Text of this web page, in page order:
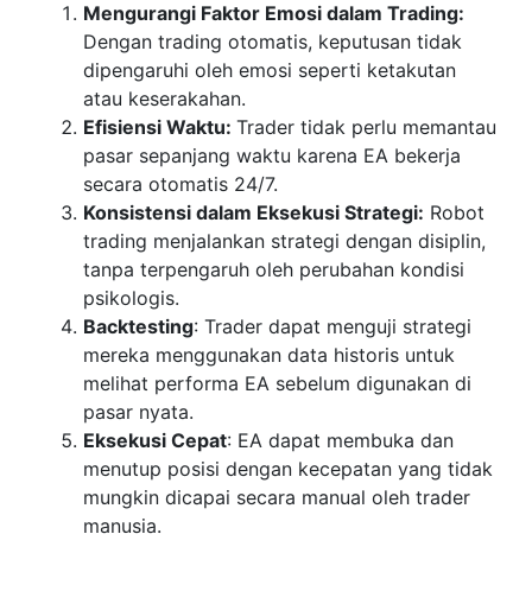
Mengurangi Faktor Emosi dalam Trading:
Dengan trading otomatis, keputusan tidak
dipengaruhi oleh emosi seperti ketakutan
atau keserakahan.
Efisiensi Waktu: Trader tidak perlu memantau
pasar sepanjang waktu karena EA bekerja
secara otomatis 24/7.
Konsistensi dalam Eksekusi Strategi: Robot
trading menjalankan strategi dengan disiplin,
tanpa terpengaruh oleh perubahan kondisi
psikologis.
Backtesting: Trader dapat menguji strategi
mereka menggunakan data historis untuk
melihat performa EA sebelum digunakan di
pasar nyata.
Eksekusi Cepat: EA dapat membuka dan
menutup posisi dengan kecepatan yang tidak
mungkin dicapai secara manual oleh trader
manusia.